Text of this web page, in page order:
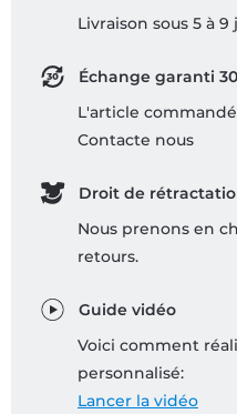
Livraison sous 5 à 9
Échange garanti
L'article
Contacte nous
Droit de
Nous prenons en
retours.
Guide vidéo
Voici comment
personnalisé:
Lancer la vidéo